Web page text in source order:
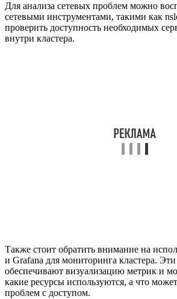
Для анализа сетевых проблем можно
сетевыми инструментами, такими как
проверить доступность необходимых
внутри кластера.
Также стоит обратить внимание на
и Grafana для мониторинга кластера.
обеспечивают визуализацию метрик и
какие ресурсы используются, а что
проблем с доступом.